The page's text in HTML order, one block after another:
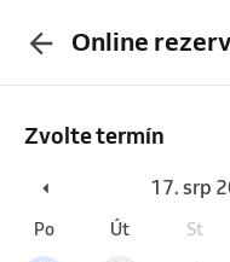
Online
Zvolte termín
17. srp
Po Út St